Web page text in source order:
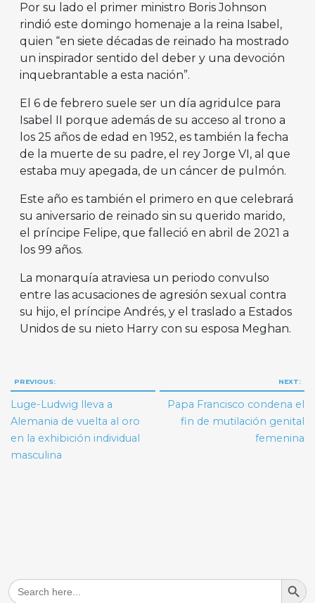
Por su lado el primer ministro Boris Johnson
rindió este domingo homenaje a la reina Isabel,
quien “en siete décadas de reinado ha mostrado
un inspirador sentido del deber y una devoción
inquebrantable a esta nación”.
El 6 de febrero suele ser un día agridulce para
Isabel II porque además de su acceso al trono a
los 25 años de edad en 1952, es también la fecha
de la muerte de su padre, el rey Jorge VI, al que
estaba muy apegada, de un cáncer de pulmón.
Este año es también el primero en que celebrará
su aniversario de reinado sin su querido marido,
el príncipe Felipe, que falleció en abril de 2021 a
los 99 años.
La monarquía atraviesa un periodo convulso
entre las acusaciones de agresión sexual contra
su hijo, el príncipe Andrés, y el traslado a Estados
Unidos de su nieto Harry con su esposa Meghan.
Navegación
de
entradas
PREVIOUS:
Luge-Ludwig lleva a
Alemania de vuelta al oro
en la exhibición individual
masculina
NEXT:
Papa Francisco condena el
fin de mutilación genital
femenina
Search
for:
Search